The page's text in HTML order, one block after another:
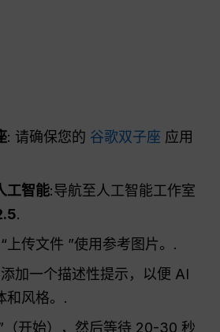
: 请确保您的 谷歌双子座 应用
工智能:导航至人工智能工作室
.
上传文件 ”使用参考图片。.
加一个描述性提示，以便 AI
和风格。.
（开始），然后等待 20-30 秒